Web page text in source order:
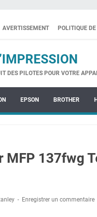
AVERTISSEMENT POLITIQUE
DES PILOTES POUR VOTRE
EPSON BROTHER
MFP 137fwg
Enregistrer un commentaire